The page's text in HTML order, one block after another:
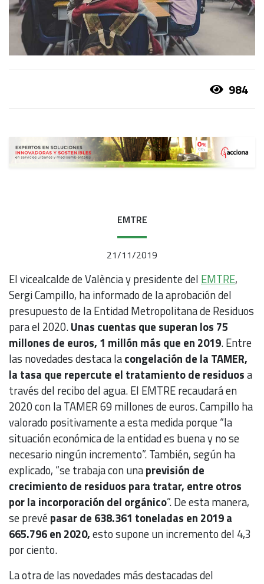
984
EMTRE
21/11/2019
El vicealcalde de València y presidente del EMTRE,
Sergi Campillo, ha informado de la aprobación del
presupuesto de la Entidad Metropolitana de Residuos
para el 2020.Unas cuentas que superan los 75
millones de euros, 1 millón más que en 2019. Entre
las novedades destaca lacongelación de la TAMER,
la tasa que repercute el tratamiento de residuosa
través del recibo del agua. El EMTRE recaudará en
2020 con la TAMER 69 millones de euros. Campillo ha
valorado positivamente a esta medida porque “la
situación económica de la entidad es buena y no se
necesario ningún incremento”. También, según ha
explicado, “se trabaja con unaprevisión de
crecimiento de residuos para tratar, entre otros
por la incorporación del orgánico”. De esta manera,
se prevépasar de 638.361 toneladas en 2019 a
665.796 en 2020,esto supone un incremento del 4,3
por ciento.
La otra de las novedades más destacadas del